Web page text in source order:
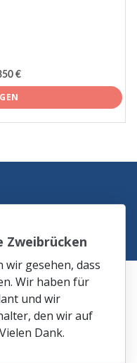
€
Zweibrücken
gesehen, dass
Wir haben für
und wir
den wir auf
Dank.